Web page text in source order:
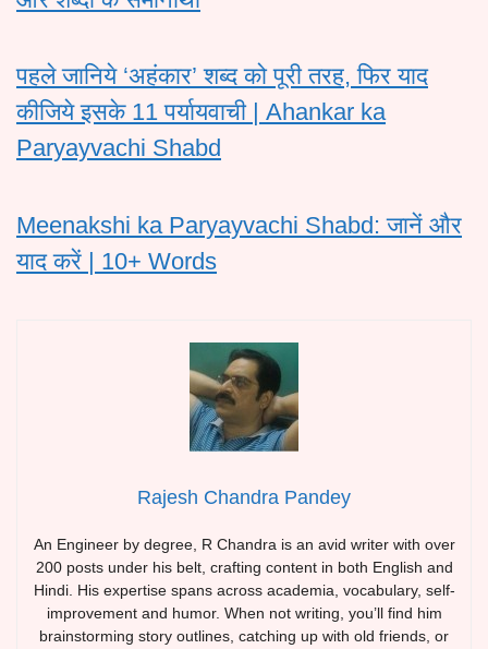
पहले जानिये ‘अहंकार’ शब्द को पूरी तरह, फिर याद
कीजिये इसके 11 पर्यायवाची | Ahankar ka
Paryayvachi Shabd
Meenakshi ka Paryayvachi Shabd: जानें और
याद करें | 10+ Words
Rajesh Chandra Pandey
An Engineer by degree, R Chandra is an avid writer with over
200 posts under his belt, crafting content in both English and
Hindi. His expertise spans across academia, vocabulary, self-
improvement and humor. When not writing, you’ll find him
brainstorming story outlines, catching up with old friends, or